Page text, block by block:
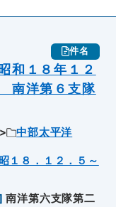
件名
和１８年１２
洋第６支隊
中部太平洋
１８．１２．５～
南洋第六支隊第二